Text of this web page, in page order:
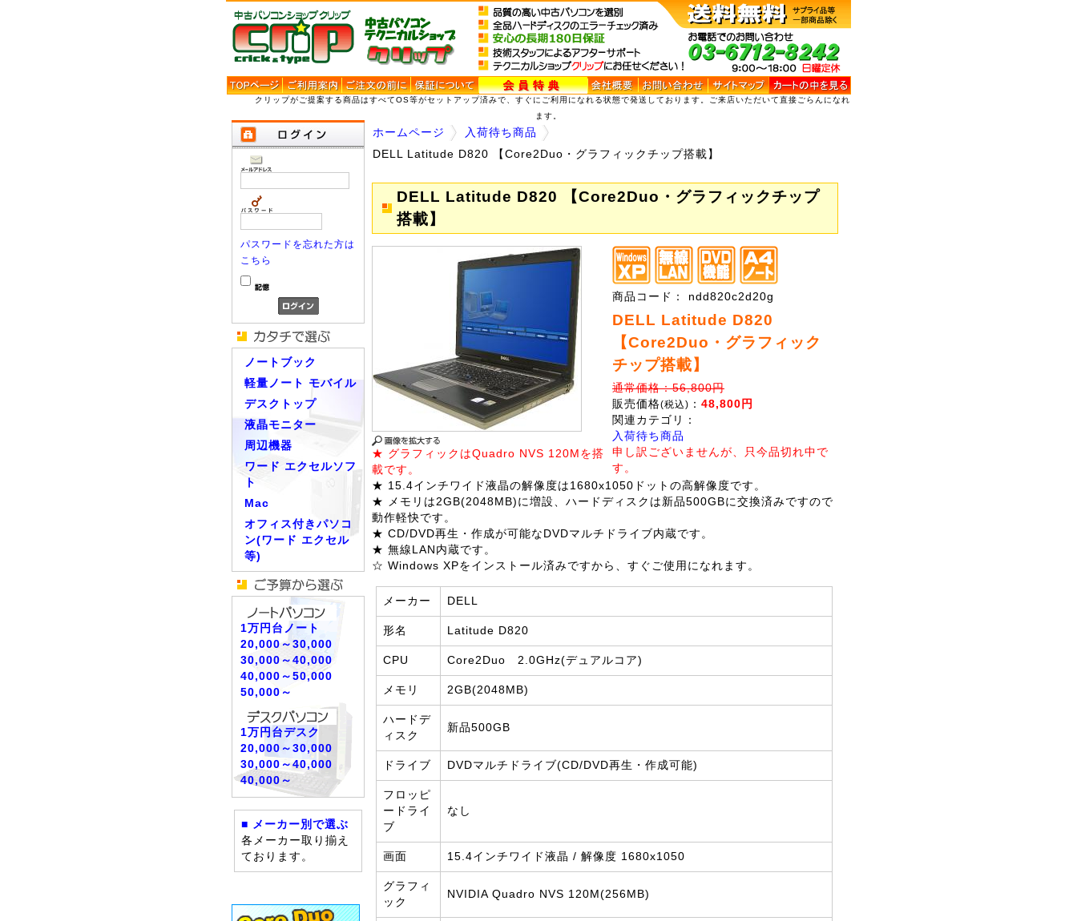
クリップがご提案する商品はすべてOS等がセットアップ済みで、すぐにご利用になれる状態で発送しております。ご来店いただいて直接ごらんになれ
ます。
パスワードを忘れた方は
こちら
ノートブック
軽量ノート モバイル
デスクトップ
液晶モニター
周辺機器
ワード エクセルソフ
ト
Mac
オフィス付きパソコ
ン(ワード エクセル
等)
1万円台ノート
20,000～30,000
30,000～40,000
40,000～50,000
50,000～
1万円台デスク
20,000～30,000
30,000～40,000
40,000～
■ メーカー別で選ぶ
各メーカー取り揃え
ております。
ホームページ
入荷待ち商品
DELL Latitude D820 【Core2Duo・グラフィックチップ搭載】
DELL Latitude D820 【Core2Duo・グラフィックチップ
搭載】
商品コード： ndd820c2d20g
DELL Latitude D820
【Core2Duo・グラフィック
チップ搭載】
通常価格：56,800円
販売価格(税込) ： 48,800円
関連カテゴリ：
入荷待ち商品
申し訳ございませんが、只今品切れ中で
す。
★ グラフィックはQuadro NVS 120Mを搭
載です。
★ 15.4インチワイド液晶の解像度は1680x1050ドットの高解像度です。
★ メモリは2GB(2048MB)に増設、ハードディスクは新品500GBに交換済みですので
動作軽快です。
★ CD/DVD再生・作成が可能なDVDマルチドライブ内蔵です。
★ 無線LAN内蔵です。
☆ Windows XPをインストール済みですから、すぐご使用になれます。
メーカー DELL
形名 Latitude D820
CPU Core2Duo 2.0GHz(デュアルコア)
メモリ 2GB(2048MB)
ハードデ
ィスク
新品500GB
ドライブ DVDマルチドライブ(CD/DVD再生・作成可能)
フロッピ
ードライ
ブ
なし
画面 15.4インチワイド液晶 / 解像度 1680x1050
グラフィ
ック
NVIDIA Quadro NVS 120M(256MB)